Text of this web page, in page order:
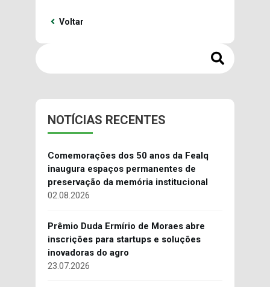
Voltar
NOTÍCIAS RECENTES
Comemorações dos 50 anos da Fealq
inaugura espaços permanentes de
preservação da memória institucional
02.08.2026
Prêmio Duda Ermírio de Moraes abre
inscrições para startups e soluções
inovadoras do agro
23.07.2026